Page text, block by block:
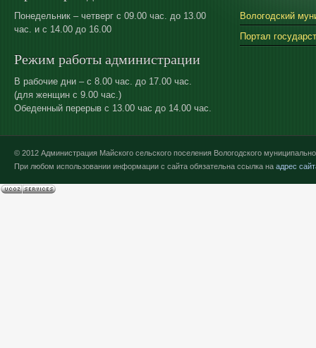
Понедельник – четверг с 09.00 час. до 13.00
час. и с 14.00 до 16.00
Режим работы администрации
В рабочие дни – с 8.00 час. до 17.00 час.
(для женщин с 9.00 час.)
Обеденный перерыв с 13.00 час до 14.00 час.
Вологодский
Портал
© 2012 Администрация Майского сельского поселения Вологодского
При любом использовании информации с сайта обязательна ссылка на адрес